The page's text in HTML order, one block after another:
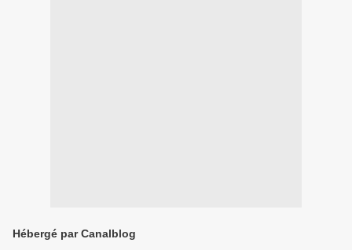
Hébergé par Canalblog